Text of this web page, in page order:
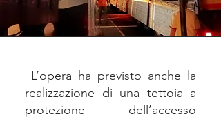
L’opera ha previsto anche la
realizzazione di una tettoia a
protezione dell’accesso